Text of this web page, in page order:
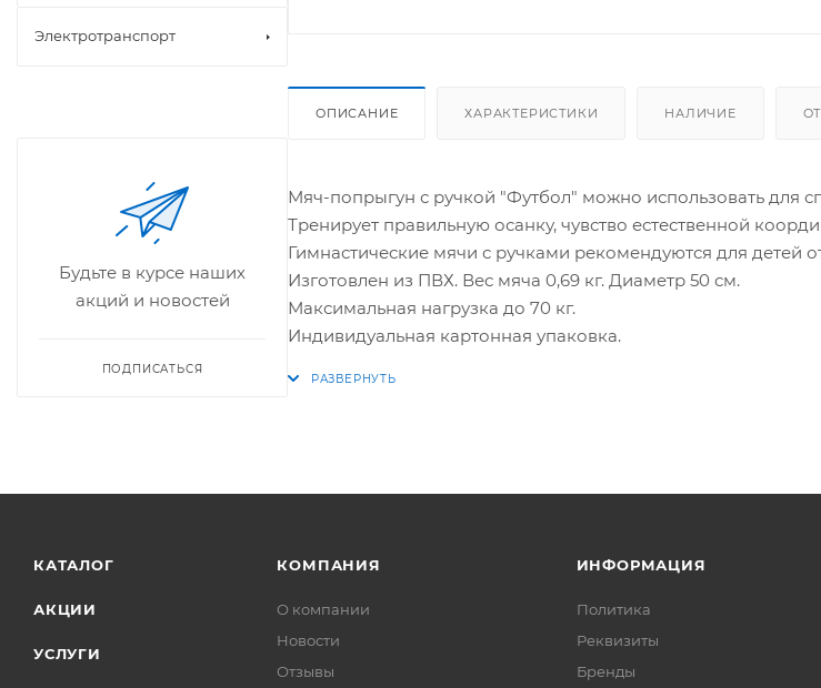
ОПИСАНИЕ ХАРАКТЕРИСТИКИ НАЛИЧИЕ
Мяч-попрыгун с ручкой "Футбол" можно использовать для
Тренирует правильную осанку, чувство естественной
Гимнастические мячи с ручками рекомендуются для детей
Изготовлен из ПВХ. Вес мяча 0,69 кг. Диаметр 50 см.
Максимальная нагрузка до 70 кг.
Индивидуальная картонная упаковка.
Электротранспорт
Будьте в курсе наших
акций и новостей
ПОДПИСАТЬСЯ
КАТАЛОГ
АКЦИИ
УСЛУГИ
КОМПАНИЯ
О компании
Новости
Отзывы
ИНФОРМАЦИЯ
Политика
Реквизиты
Бренды